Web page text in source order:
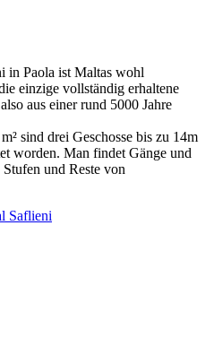
in Paola ist Maltas wohl
einzige vollständig erhaltene
aus einer rund 5000 Jahre
sind drei Geschosse bis zu 14m
worden. Man findet Gänge und
und Reste von
Saflieni